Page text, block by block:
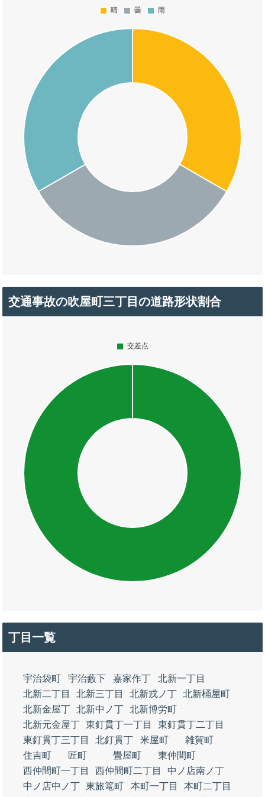
交通事故の吹屋町三丁目の道路形状割合
丁目一覧
宇治袋町 宇治藪下 嘉家作丁
北新一丁目
北新二丁目
北新三丁目 北新戎ノ丁 北新桶屋町
北新金屋丁 北新中ノ丁 北新博労町
北新元金屋丁 東釘貫丁一丁目
東釘貫丁二丁目
東釘貫丁三丁目
北釘貫丁 米屋町
雑賀町
住吉町
匠町 畳屋町
東仲間町
西仲間町一丁目
西仲間町二丁目
中ノ店南ノ丁
中ノ店中ノ丁 東旅篭町 本町一丁目
本町二丁目